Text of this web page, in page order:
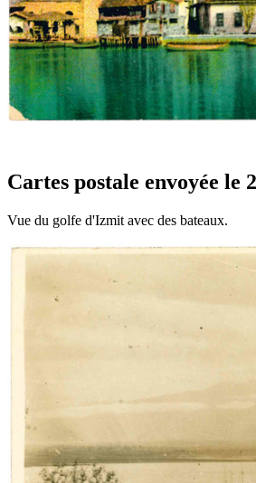
Cartes postale envoyée le
Vue du golfe d'Izmit avec des bateaux.